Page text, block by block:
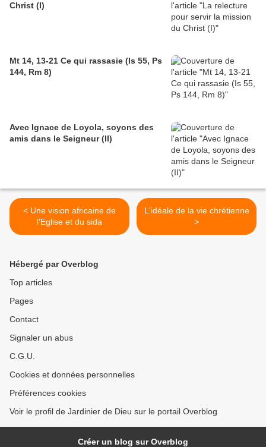
Christ (I)
Mt 14, 13-21 Ce qui rassasie (Is 55, Ps
144, Rm 8)
Avec Ignace de Loyola, soyons des
amis dans le Seigneur (II)
< Une vision africaine de
l’Eglise et du sida
L'idéale de la vie chrétienne
>
Hébergé par Overblog
Top articles
Pages
Contact
Signaler un abus
C.G.U.
Cookies et données personnelles
Préférences cookies
Voir le profil de Jardinier de Dieu sur le portail Overblog
Créer un blog sur Overblog